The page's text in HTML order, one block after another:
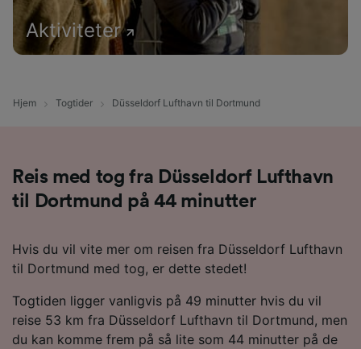
Aktiviteter
Hjem Togtider Düsseldorf Lufthavn til Dortmund
Reis med tog fra Düsseldorf Lufthavn
til Dortmund på 44 minutter
Hvis du vil vite mer om reisen fra Düsseldorf Lufthavn
til Dortmund med tog, er dette stedet!
Togtiden ligger vanligvis på 49 minutter hvis du vil
reise 53 km fra Düsseldorf Lufthavn til Dortmund, men
du kan komme frem på så lite som 44 minutter på de